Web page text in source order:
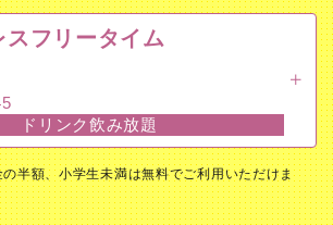
フリータイム
ドリンク飲み放題
半額、小学生未満は無料でご利用いただけま